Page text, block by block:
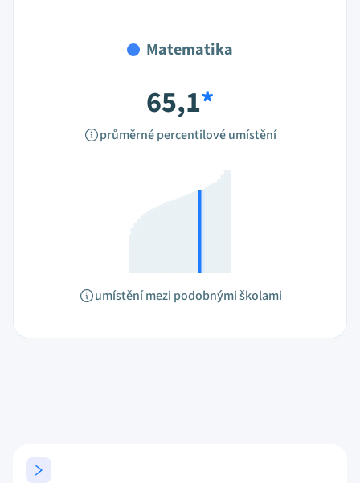
Matematika
65,1*
průměrné percentilové umístění
umístění mezi podobnými školami